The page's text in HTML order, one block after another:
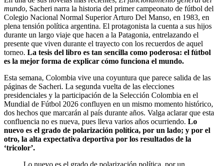
mundo, Sacheri narra la historia del primer campeonato de fútbol del
Colegio Nacional Normal Superior Arturo Del Manso, en 1983, en
plena tensión política argentina. El protagonista la cuenta a sus hijos
durante un largo viaje que hacen a la Patagonia, entrelazando el
presente que viven durante el trayecto con los recuerdos de aquel
torneo. La tesis del libro es tan sencilla como poderosa: el fútbol
es la mejor forma de explicar cómo funciona el mundo.
Esta semana, Colombia vive una coyuntura que parece salida de las
páginas de Sacheri. La segunda vuelta de las elecciones
presidenciales y la participación de la Selección Colombia en el
Mundial de Fútbol 2026 confluyen en un mismo momento histórico,
dos hechos que marcarán al país durante años. Valga aclarar que esta
confluencia no es nueva, pues lleva varios años ocurriendo. Lo
nuevo es el grado de polarización política, por un lado; y por el
otro, la alta expectativa deportiva por los resultados de la
‘tricolor’.
Lo nuevo es el grado de polarización política, por un